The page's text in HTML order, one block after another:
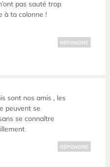
pas sauté trop
à ta colonne !
RÉPONDRE
sont nos amis , les
peuvent se
se connaître
RÉPONDRE